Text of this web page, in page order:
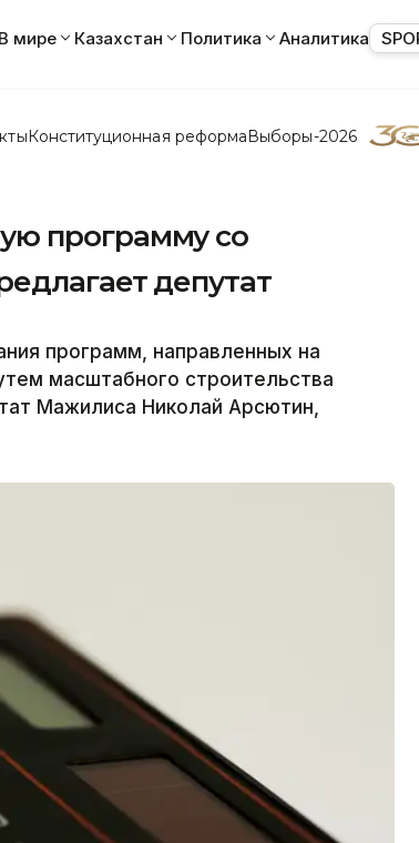
В мире Казахстан Политика Аналитика
Конституционная реформаВыборы-2026
программу со
депутат
программ, направленных на
масштабного строительства
Мажилиса Николай Арсютин,